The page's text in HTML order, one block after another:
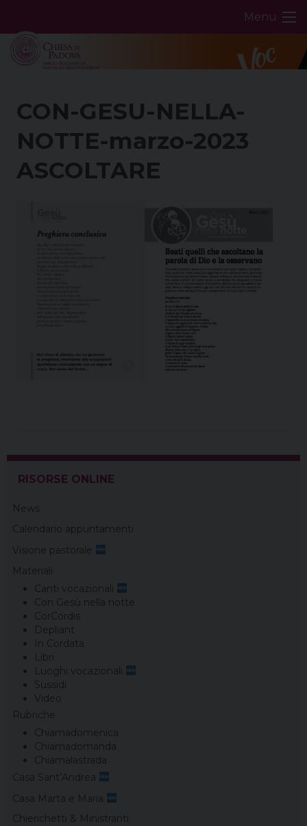
content
Menu
CON-GESU-NELLA-
NOTTE-marzo-2023
ASCOLTARE
RISORSE ONLINE
News
Calendario appuntamenti
Visione pastorale
Materiali
Canti vocazionali
Con Gesù nella notte
CorCordis
Depliant
In Cordata
Libri
Luoghi vocazionali
Sussidi
Video
Rubriche
Chiamadomenica
Chiamadomanda
Chiamalastrada
Casa Sant’Andrea
Casa Marta e Maria
Chierichetti & Ministranti